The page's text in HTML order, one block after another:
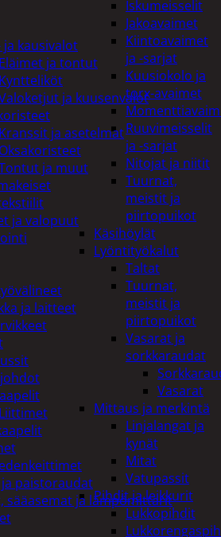
Iskumeisselit
Jakoavaimet
Kiintoavaimet
ja -sarjat
Kuusiokolo ja
torx-avaimet
Ruuvimeisselit
ja -sarjat
Nitojat ja niitit
Tuurnat,
meistit ja
piirtopuikot
Käsihöylät
Lyöntityökalut
Taltat
Tuurnat,
meistit ja
piirtopuikot
Vasarat ja
sorkkaraudat
Vasarat
Mittaus ja merkintä
Linjalangat ja
kynät
Mitat
Vatupassit
Pihdit ja leikkurit
Lukkopihdit
ja kausivalot
Eläimet ja tontut
Kyntteliköt
ja kuusenvalot
Kranssit ja asetelmat
Oksakoristeet
ja muut
ja valopuut
ja laitteet
Liittimet
paistoraudat
sääasemat ja lämpömittarit